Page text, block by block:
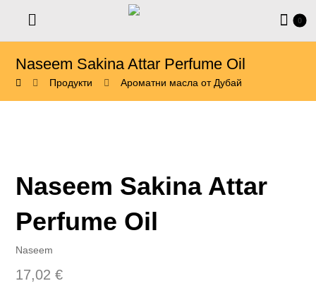
Naseem Sakina Attar Perfume Oil
Продукти Ароматни масла от Дубай
Naseem Sakina Attar
Perfume Oil
Naseem
17,02€